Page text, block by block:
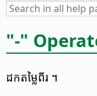
"-"
ដក​តម្លៃ​ពីរ ។